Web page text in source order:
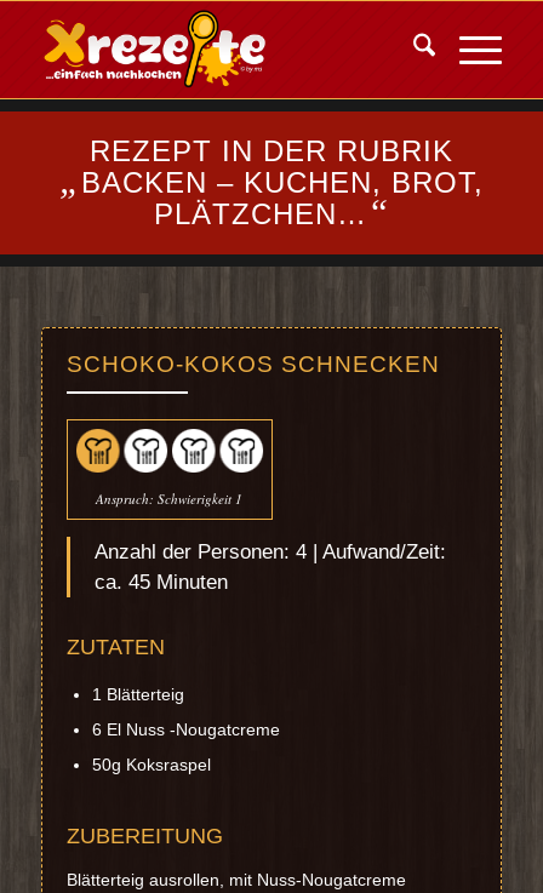
REZEPT IN DER RUBRIK
„ BACKEN – KUCHEN, BROT,
PLÄTZCHEN… “
SCHOKO-KOKOS SCHNECKEN
Anspruch: Schwierigkeit 1
Anzahl der Personen: 4 | Aufwand/Zeit:
ca. 45 Minuten
ZUTATEN
1 Blätterteig
6 El Nuss -Nougatcreme
50g Koksraspel
ZUBEREITUNG
Blätterteig ausrollen, mit Nuss-Nougatcreme